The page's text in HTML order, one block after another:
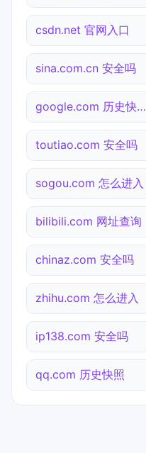
csdn.net 官网入口
sina.com.cn 安全吗
google.com 历史快照
toutiao.com 安全吗
sogou.com 怎么进入
bilibili.com 网址查询
chinaz.com 安全吗
zhihu.com 怎么进入
ip138.com 安全吗
qq.com 历史快照